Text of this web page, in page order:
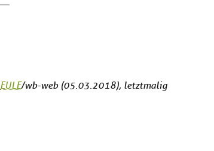
EULE/wb-web (05.03.2018), letztmalig